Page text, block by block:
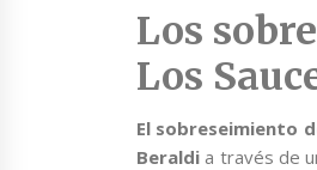
Los
Los
El sobreseimiento
Beraldi a través de